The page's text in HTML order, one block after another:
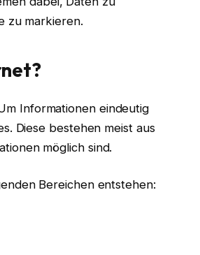
zu markieren.
Informationen eindeutig
Diese bestehen meist aus
möglich sind.
Bereichen entstehen: